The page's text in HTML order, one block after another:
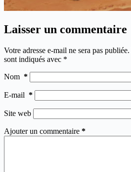
Laisser un commentaire
Votre adresse e-mail ne sera pas publiée.
sont indiqués avec *
Nom *
E-mail *
Site web
Ajouter un commentaire *